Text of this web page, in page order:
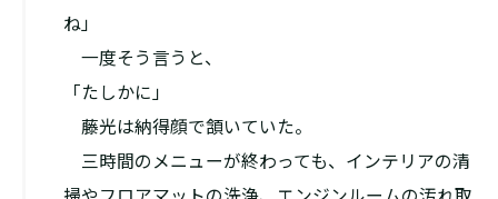
ね」
一度そう言うと、
「たしかに」
藤光は納得顔で頷いていた。
三時間のメニューが終わっても、インテリアの清
掃やフロアマットの洗浄、エンジンルームの汚れ取